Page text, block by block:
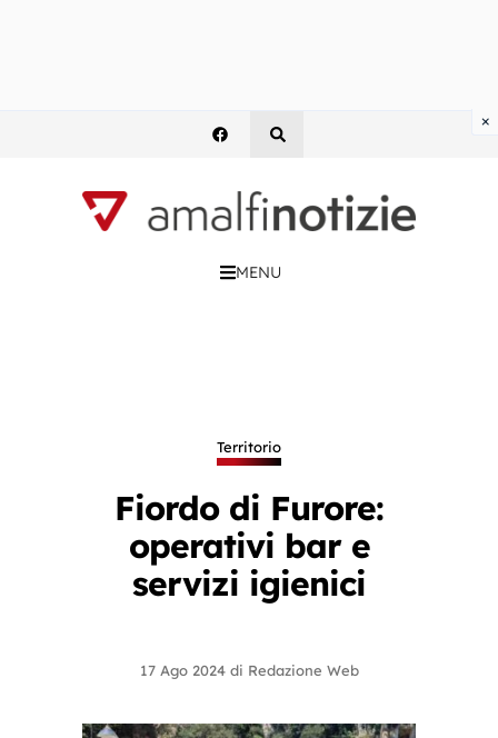
MENU
Territorio
Fiordo di Furore:
operativi bar e
servizi igienici
17 Ago 2024 di Redazione Web
×